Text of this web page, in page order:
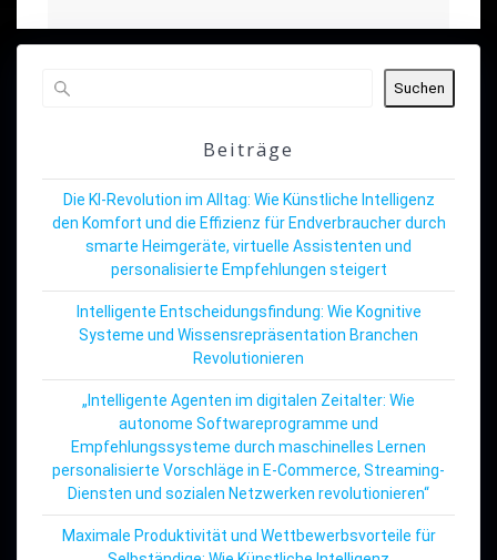
Suchen
Beiträge
Die KI-Revolution im Alltag: Wie Künstliche Intelligenz
den Komfort und die Effizienz für Endverbraucher durch
smarte Heimgeräte, virtuelle Assistenten und
personalisierte Empfehlungen steigert
Intelligente Entscheidungsfindung: Wie Kognitive
Systeme und Wissensrepräsentation Branchen
Revolutionieren
„Intelligente Agenten im digitalen Zeitalter: Wie
autonome Softwareprogramme und
Empfehlungssysteme durch maschinelles Lernen
personalisierte Vorschläge in E-Commerce, Streaming-
Diensten und sozialen Netzwerken revolutionieren“
Maximale Produktivität und Wettbewerbsvorteile für